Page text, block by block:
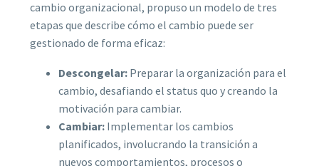
cambio organizacional, propuso un modelo de tres
etapas que describe cómo el cambio puede ser
gestionado de forma eficaz:
Descongelar: Preparar la organización para el
cambio, desafiando el status quo y creando la
motivación para cambiar.
Cambiar: Implementar los cambios
planificados, involucrando la transición a
nuevos comportamientos, procesos o